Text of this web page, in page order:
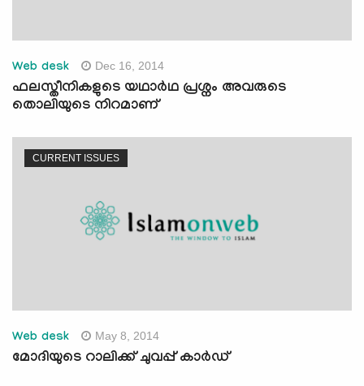
Web desk Dec 16, 2014
ഫലസ്തീനികളുടെ യഥാര്‍ഥ പ്രശ്നം അവരുടെ
തൊലിയുടെ നിറമാണ്
CURRENT ISSUES
Web desk May 8, 2014
മോദിയുടെ റാലിക്ക് ചുവപ്പ് കാര്‍ഡ്